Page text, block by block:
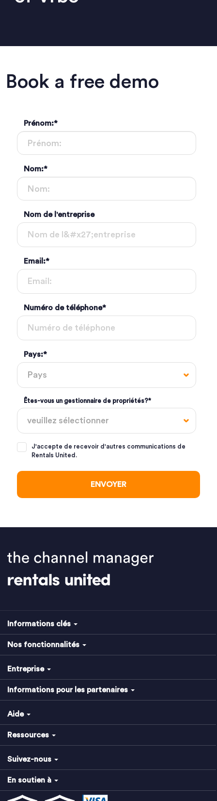
Book a free demo
Prénom:*
Nom:*
Nom de l'entreprise
Email:*
Numéro de téléphone*
Pays:*
Êtes-vous un gestionnaire de propriétés?*
J'accepte de recevoir d'autres communications de
Rentals United.
Informations clés
Nos fonctionnalités
Entreprise
Informations pour les partenaires
Aide
Ressources
Suivez-nous
En soutien à